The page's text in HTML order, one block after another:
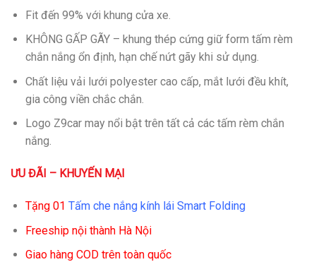
Fit đến 99% với khung cửa xe.
KHÔNG GẤP GÃY – khung thép cứng giữ form tấm rèm
chắn nắng ổn định, hạn chế nứt gãy khi sử dụng.
Chất liệu vải lưới polyester cao cấp, mắt lưới đều khít,
gia công viền chắc chắn.
Logo Z9car may nổi bật trên tất cả các tấm rèm chắn
nắng.
ƯU ĐÃI – KHUYẾN MẠI
Tặng 01 Tấm che nắng kính lái Smart Folding
Freeship nội thành Hà Nội
Giao hàng COD trên toàn quốc